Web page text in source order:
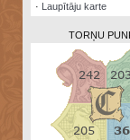
Zināšanu
· Laupītāju karte
TORŅU